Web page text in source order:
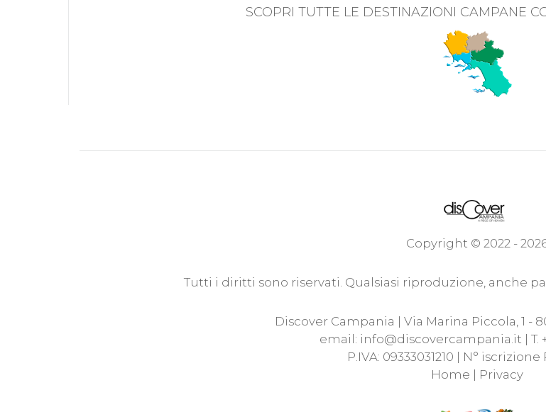
SCOPRI TUTTE LE DESTINAZIONI CAMPANE
Copyright © 2022 -
Tutti i diritti sono riservati. Qualsiasi riproduzione, anche
Discover Campania | Via Marina Piccola, 1 -
email: info@discovercampania.it |
P.IVA: 09333031210 | N° iscrizione
Home
Privacy